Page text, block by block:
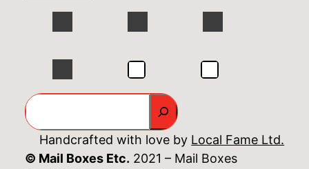
GO
Handcrafted with love by Local Fame Ltd.
© Mail Boxes Etc. 2021 – Mail Boxes